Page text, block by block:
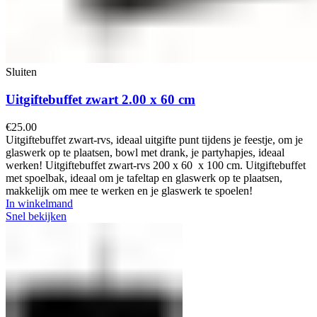
Sluiten
Uitgiftebuffet zwart 2.00 x 60 cm
€25.00
Uitgiftebuffet zwart-rvs, ideaal uitgifte punt tijdens je feestje, om je
glaswerk op te plaatsen, bowl met drank, je partyhapjes, ideaal
werken! Uitgiftebuffet zwart-rvs 200 x 60 x 100 cm. Uitgiftebuffet
met spoelbak, ideaal om je tafeltap en glaswerk op te plaatsen,
makkelijk om mee te werken en je glaswerk te spoelen!
In winkelmand
Snel bekijken